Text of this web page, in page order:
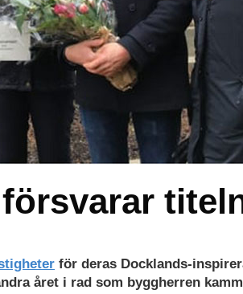
för deras Docklands-
året i rad som byggherren